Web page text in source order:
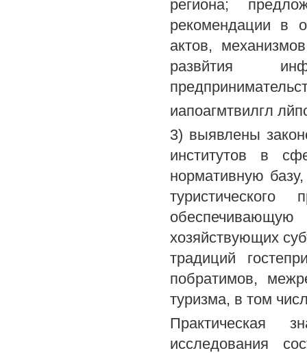
региона;
рекомендации в
актов,
развйтия
иапоагмтвилгл
3) выявлены
институтов в
нормативную
туристического
хозяйствующих
традиций
побратимов,
туризма, в том
Практическая
исследования